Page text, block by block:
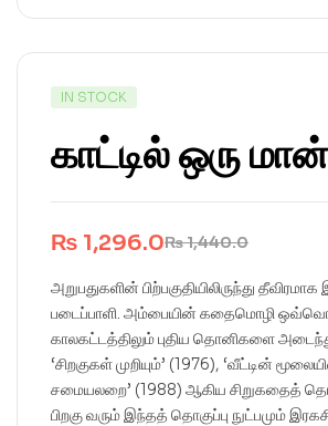
IN STOCK
காட்டில் ஒரு
₨1,440.0
₨ 1,296.0
அறுபதுகளின் பிற்பகுதியிலிருந்து
படைப்பாளி. அம்பையின் கதைமொழி
காலகட்டத்திலும் புதிய தொனிகளை
‘சிறகுகள் முறியும்’ (1976), ‘வீட்டின்
சமையலறை’ (1988) ஆகிய சிறுகதைத்
பிறகு வரும் இந்தத் தொகுப்பு நுட்பமும்